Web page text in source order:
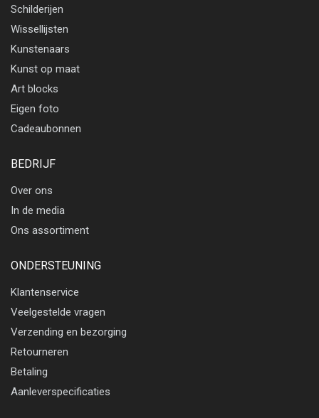
Schilderijen
Wissellijsten
Kunstenaars
Kunst op maat
Art blocks
Eigen foto
Cadeaubonnen
BEDRIJF
Over ons
In de media
Ons assortiment
ONDERSTEUNING
Klantenservice
Veelgestelde vragen
Verzending en bezorging
Retourneren
Betaling
Aanleverspecificaties